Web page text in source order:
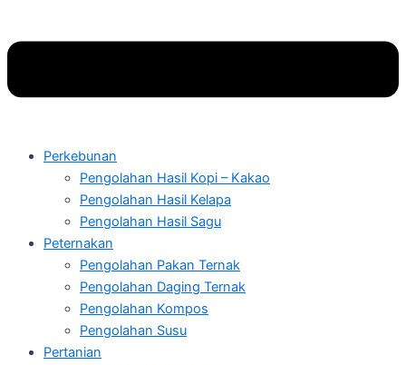
Perkebunan
Pengolahan Hasil Kopi – Kakao
Pengolahan Hasil Kelapa
Pengolahan Hasil Sagu
Peternakan
Pengolahan Pakan Ternak
Pengolahan Daging Ternak
Pengolahan Kompos
Pengolahan Susu
Pertanian